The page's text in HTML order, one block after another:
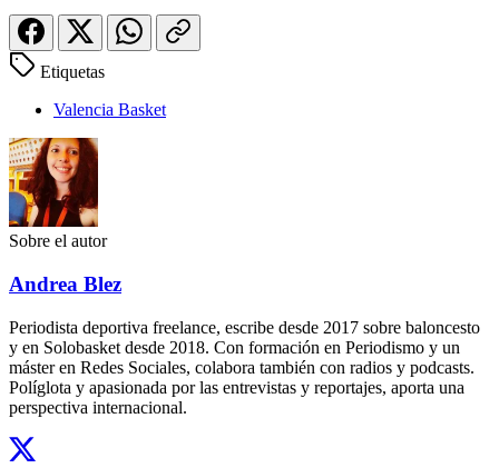
Etiquetas
Valencia Basket
Sobre el autor
Andrea Blez
Periodista deportiva freelance, escribe desde 2017 sobre baloncesto
y en Solobasket desde 2018. Con formación en Periodismo y un
máster en Redes Sociales, colabora también con radios y podcasts.
Políglota y apasionada por las entrevistas y reportajes, aporta una
perspectiva internacional.